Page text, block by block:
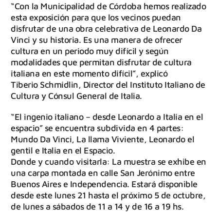
“Con la Municipalidad de Córdoba hemos realizado
esta exposición para que los vecinos puedan
disfrutar de una obra celebrativa de Leonardo Da
Vinci y su historia. Es una manera de ofrecer
cultura en un periodo muy difícil y según
modalidades que permitan disfrutar de cultura
italiana en este momento difícil”, explicó
Tiberio Schmidlin, Director del Instituto Italiano de
Cultura y Cónsul General de Italia.
“El ingenio italiano – desde Leonardo a Italia en el
espacio” se encuentra subdivida en 4 partes:
Mundo Da Vinci, La llama Viviente, Leonardo el
gentil e Italia en el Espacio.
Donde y cuando visitarla: La muestra se exhibe en
una carpa montada en calle San Jerónimo entre
Buenos Aires e Independencia. Estará disponible
desde este lunes 21 hasta el próximo 5 de octubre,
de lunes a sábados de 11 a 14 y de 16 a 19 hs.